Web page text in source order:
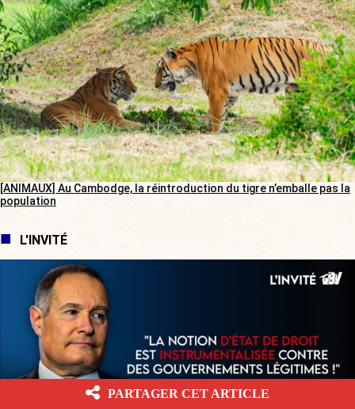
[ANIMAUX] Au Cambodge, la réintroduction du tigre n’emballe pas la
population
L'INVITÉ
PARTAGER CET ARTICLE